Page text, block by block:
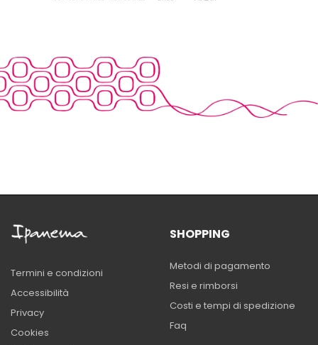
Termini e condizioni
Accessibilità
Privacy
Cookies
SHOPPING
Metodi di pagamento
Resi e rimborsi
Costi e tempi di spedizione
Faq